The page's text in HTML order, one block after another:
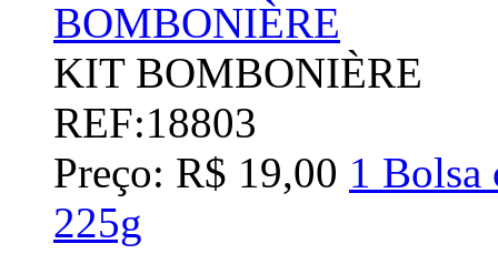
KIT BOMBONIÈRE
REF:18803
Preço: R$ 19,00 1 Bolsa
225g